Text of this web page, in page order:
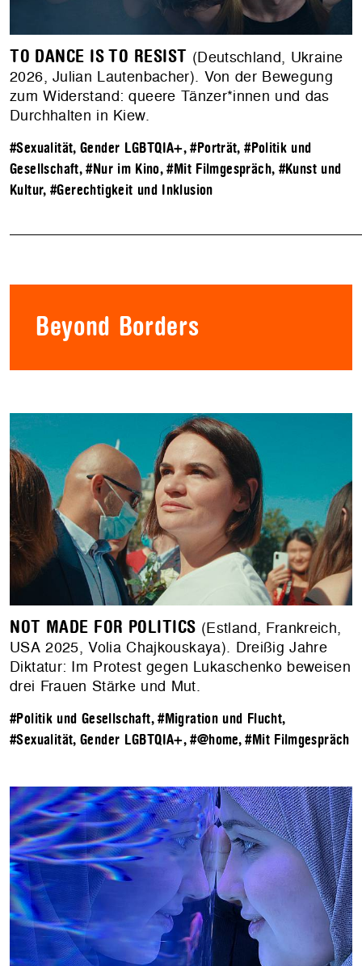
TO DANCE IS TO RESIST (Deutschland, Ukraine
2026, Julian Lautenbacher). Von der Bewegung
zum Widerstand: queere Tänzer*innen und das
Durchhalten in Kiew.
#Sexualität, Gender LGBTQIA+,#Porträt,#Politik und
Gesellschaft,#Nur im Kino,#Mit Filmgespräch, #Kunst und
Kultur,#Gerechtigkeit und Inklusion
Beyond Borders
NOT MADE FOR POLITICS (Estland, Frankreich,
USA 2025, Volia Chajkouskaya). Dreißig Jahre
Diktatur: Im Protest gegen Lukaschenko beweisen
drei Frauen Stärke und Mut.
#Politik und Gesellschaft,#Migration und Flucht,
#Sexualität, Gender LGBTQIA+,#@home,#Mit Filmgespräch